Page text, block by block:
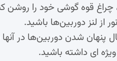
چراغ قوه گوشی خود را روشن
از لنز دوربین‌ها باشید.
پنهان شدن دوربین‌ها در
ای داشته باشید.